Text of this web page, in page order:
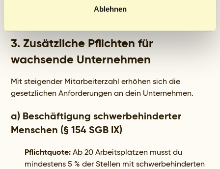
Ablehnen
Nachweis über geleistete
3.Zusätzliche Pflichten für
wachsende Unternehmen
Mit steigender Mitarbeiterzahl erhöhen sich die
gesetzlichen Anforderungen an dein Unternehmen.
a) Beschäftigung schwerbehinderter
Menschen (§ 154 SGB IX)
Pflichtquote: Ab 20 Arbeitsplätzen musst du
mindestens 5 % der Stellen mit schwerbehinderten